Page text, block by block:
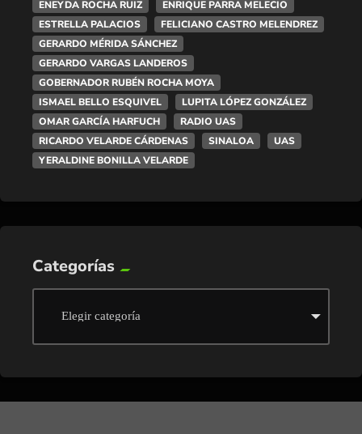
ENEYDA ROCHA RUIZ
ENRIQUE PARRA MELECIO
ESTRELLA PALACIOS
FELICIANO CASTRO MELENDREZ
GERARDO MÉRIDA SÁNCHEZ
GERARDO VARGAS LANDEROS
GOBERNADOR RUBÉN ROCHA MOYA
ISMAEL BELLO ESQUIVEL
LUPITA LÓPEZ GONZÁLEZ
OMAR GARCÍA HARFUCH
RADIO UAS
RICARDO VELARDE CÁRDENAS
SINALOA
UAS
YERALDINE BONILLA VELARDE
Categorías